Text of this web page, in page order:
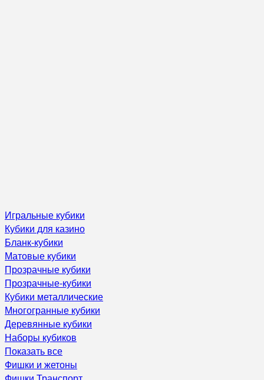
Игральные кубики
Кубики для казино
Бланк-кубики
Матовые кубики
Прозрачные кубики
Прозрачные-кубики
Кубики металлические
Многогранные кубики
Деревянные кубики
Наборы кубиков
Показать все
Фишки и жетоны